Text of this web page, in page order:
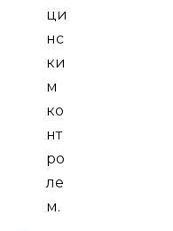
ци
нс
ки
м
ко
нт
ро
ле
м.